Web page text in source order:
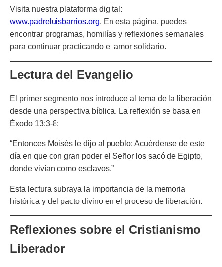
Visita nuestra plataforma digital:
www.padreluisbarrios.org. En esta página, puedes
encontrar programas, homilías y reflexiones semanales
para continuar practicando el amor solidario.
Lectura del Evangelio
El primer segmento nos introduce al tema de la liberación
desde una perspectiva bíblica. La reflexión se basa en
Éxodo 13:3-8:
“Entonces Moisés le dijo al pueblo: Acuérdense de este
día en que con gran poder el Señor los sacó de Egipto,
donde vivían como esclavos.”
Esta lectura subraya la importancia de la memoria
histórica y del pacto divino en el proceso de liberación.
Reflexiones sobre el Cristianismo
Liberador